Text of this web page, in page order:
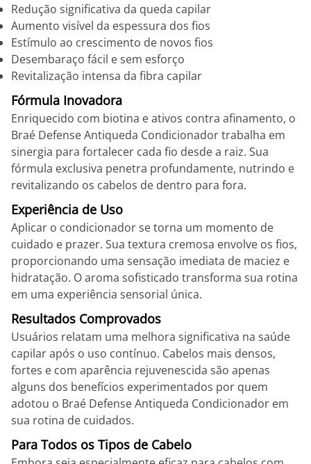
Redução significativa da queda capilar
Aumento visível da espessura dos fios
Estímulo ao crescimento de novos fios
Desembaraço fácil e sem esforço
Revitalização intensa da fibra capilar
Fórmula Inovadora
Enriquecido com biotina e ativos contra afinamento, o
Braé Defense Antiqueda Condicionador trabalha em
sinergia para fortalecer cada fio desde a raiz. Sua
fórmula exclusiva penetra profundamente, nutrindo e
revitalizando os cabelos de dentro para fora.
Experiência de Uso
Aplicar o condicionador se torna um momento de
cuidado e prazer. Sua textura cremosa envolve os fios,
proporcionando uma sensação imediata de maciez e
hidratação. O aroma sofisticado transforma sua rotina
em uma experiência sensorial única.
Resultados Comprovados
Usuários relatam uma melhora significativa na saúde
capilar após o uso contínuo. Cabelos mais densos,
fortes e com aparência rejuvenescida são apenas
alguns dos benefícios experimentados por quem
adotou o Braé Defense Antiqueda Condicionador em
sua rotina de cuidados.
Para Todos os Tipos de Cabelo